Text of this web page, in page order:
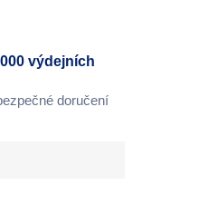
výdejních
doručení